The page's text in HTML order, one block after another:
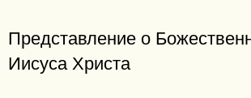
Представление о
Иисуса Христа